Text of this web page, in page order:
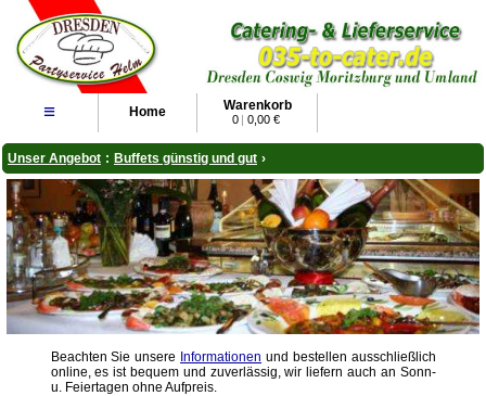
≡ Home Warenkorb
0 | 0,00 €
Unser Angebot : Buffets günstig und gut ›
Beachten Sie unsere Informationen und bestellen ausschließlich
online, es ist bequem und zuverlässig, wir liefern auch an Sonn-
u. Feiertagen ohne Aufpreis.